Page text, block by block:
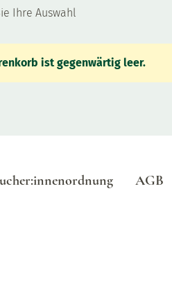
Ihre Auswahl
ist gegenwärtig leer.
AGB